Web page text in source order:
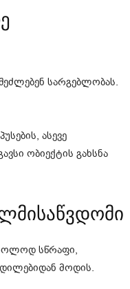
სარგებლობას.
ასევე
ობიექტის გახსნა
სწრაფი,
მოდის.